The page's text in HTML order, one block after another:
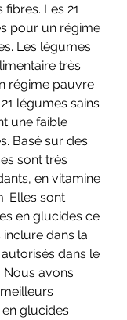
Les 21
pour un régime
Les légumes
très
régime pauvre
légumes sains
une faible
Basé sur des
sont très
en vitamine
Elles sont
en glucides ce
dans la
dans le
Nous avons
glucides